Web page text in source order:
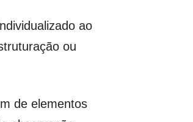
ao
ou
de elementos